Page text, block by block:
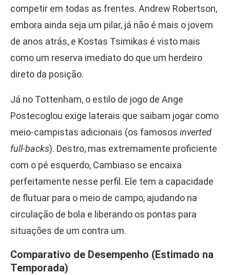
competir em todas as frentes. Andrew Robertson,
embora ainda seja um pilar, já não é mais o jovem
de anos atrás, e Kostas Tsimikas é visto mais
como um reserva imediato do que um herdeiro
direto da posição.
Já no Tottenham, o estilo de jogo de Ange
Postecoglou exige laterais que saibam jogar como
meio-campistas adicionais (os famosos inverted
full-backs). Destro, mas extremamente proficiente
com o pé esquerdo, Cambiaso se encaixa
perfeitamente nesse perfil. Ele tem a capacidade
de flutuar para o meio de campo, ajudando na
circulação de bola e liberando os pontas para
situações de um contra um.
Comparativo de Desempenho (Estimado na
Temporada)